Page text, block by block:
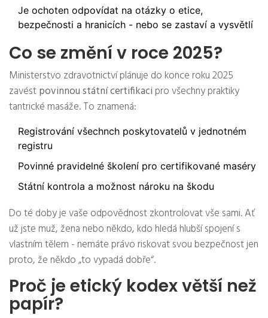
Je ochoten odpovídat na otázky o etice,
bezpečnosti a hranicích - nebo se zastaví a vysvětlí
Co se změní v roce 2025?
Ministerstvo zdravotnictví plánuje do konce roku 2025
zavéstpovinnou státní certifikaci pro všechny praktiky
tantrické masáže. To znamená:
Registrování všechnch poskytovatelů v jednotném
registru
Povinné pravidelné školení pro certifikované maséry
Státní kontrola a možnost nároku na škodu
Do té doby je vaše odpovědnost zkontrolovat vše sami. Ať
už jste muž, žena nebo někdo, kdo hledá hlubší spojení s
vlastním tělem - nemáte právo riskovat svou bezpečnost jen
proto, že někdo „to vypadá dobře“.
Proč je etický kodex větší než
papír?